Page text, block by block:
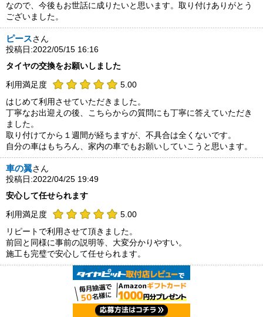
なので、今後もお世話に成りたいと思います。取り付けありがとう
ございました。
ピースさん
投稿日:2022/05/15 16:16
タイヤの交換をお願いしました
利用満足度
5.00
はじめて利用させていただきました。
丁寧なお出迎えの後、こちらからの質問にも丁寧に答えていただき
ました。
取り付けてから１週間が経ちますが、不具合は全くないです。
自分の車はもちろん、家内の車でもお願いしていこうと思います。
車の翼さん
投稿日:2022/04/25 19:49
安心して任せられます
利用満足度
5.00
リピートで利用させて頂きました。
前回と同様に事前の説明等、大変分かりやすい。
施工も完璧で安心して任せられます。